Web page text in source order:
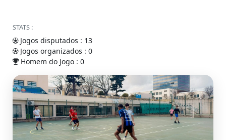
STATS :
Jogos disputados : 13
Jogos organizados : 0
Homem do Jogo : 0